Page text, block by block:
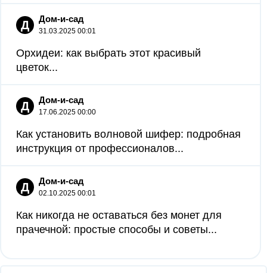
Д Дом-и-сад
31.03.2025 00:01
Орхидеи: как выбрать этот красивый
цветок...
Д Дом-и-сад
17.06.2025 00:00
Как установить волновой шифер: подробная
инструкция от профессионалов...
Д Дом-и-сад
02.10.2025 00:01
Как никогда не оставаться без монет для
прачечной: простые способы и советы...